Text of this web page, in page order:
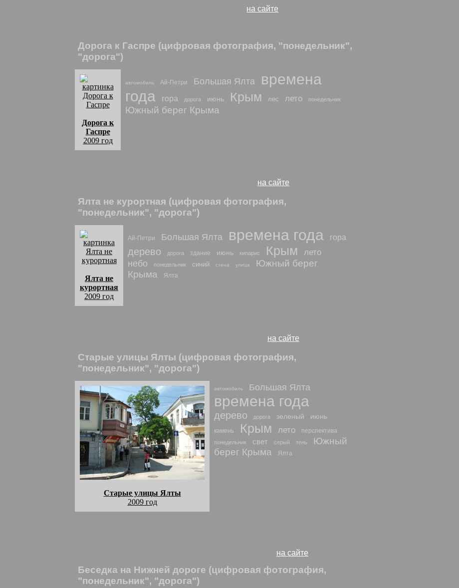
на сайте
Дорога к Гаспре (цифровая фотография, "понедельник",
"дорога")
Дорога к
Гаспре
2009 год
автомобиль Ай-Петри Большая Ялта
времена
года
гора дорога июнь Крым лес лето понедельник
Южный берег Крыма
на сайте
Ялта не курортная (цифровая фотография,
"понедельник", "дорога")
Ялта не
курортная
2009 год
Ай-Петри Большая Ялта времена года гора
дерево дорога здание июнь кипарис Крым лето
небо понедельник синий стена улица
Южный берег
Крыма
Ялта
на сайте
Старые улицы Ялты (цифровая фотография,
"понедельник", "дорога")
Старые улицы Ялты
2009 год
автомобиль Большая Ялта
времена года
дерево дорога зеленый июнь
камень Крым лето перспектива
понедельник свет серый тень
Южный
берег Крыма
Ялта
на сайте
Беседка на Нижней дороге (цифровая фотография,
"понедельник", "дорога")